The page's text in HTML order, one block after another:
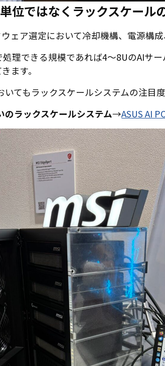
位ではなくラックスケール
ェア選定において冷却機構、電源構
理できる規模であれば4～8UのAIサ
ます。
いてもラックスケールシステムの注目
のラックスケールシステム→ASUS AI